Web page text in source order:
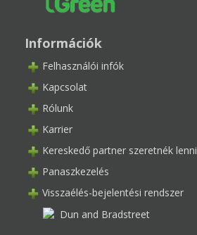
Információk
Felhasználói infók
Kapcsolat
Rólunk
Karrier
Kereskedő partner szeretnék lenni
Panaszkezelés
Visszaélés-bejelentési rendszer